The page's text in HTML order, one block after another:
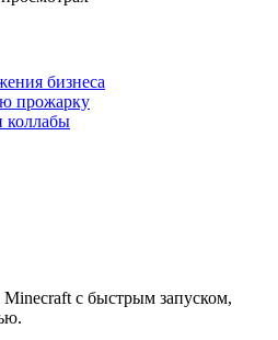
бизнеса
прожарку
коллабы
с быстрым запуском,